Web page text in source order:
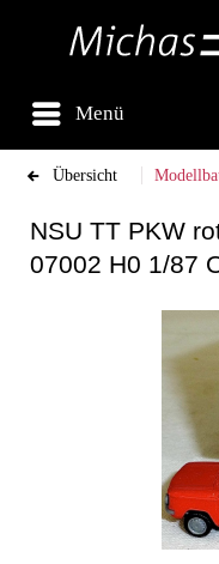
Menü
Übersicht
NSU TT PKW
07002 H0 1/87